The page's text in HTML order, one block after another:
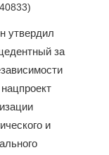
утвердил
за
и